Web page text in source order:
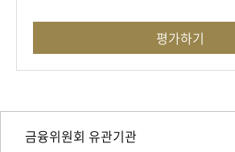
평가하기